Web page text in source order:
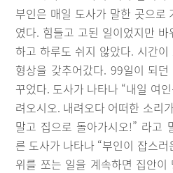
부인은 매일 도사가 말한 곳으로
였다. 힘들고 고된 일이었지만
하고 하루도 쉬지 않았다. 시간
형상을 갖추어갔다. 99일이 되
꾸었다. 도사가 나타나 “내일 여
려오시오. 내려오다 어떠한 소리
말고 집으로 돌아가시오!” 라고
른 도사가 나타나 “부인이 잡스
위를 쪼는 일을 계속하면 집안